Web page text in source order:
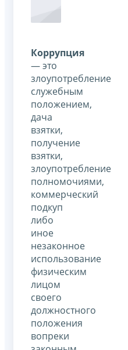
Коррупция
— это
злоупотребление
служебным
положением,
дача
взятки,
получение
взятки,
злоупотребление
полномочиями,
коммерческий
подкуп
либо
иное
незаконное
использование
физическим
лицом
своего
должностного
положения
вопреки